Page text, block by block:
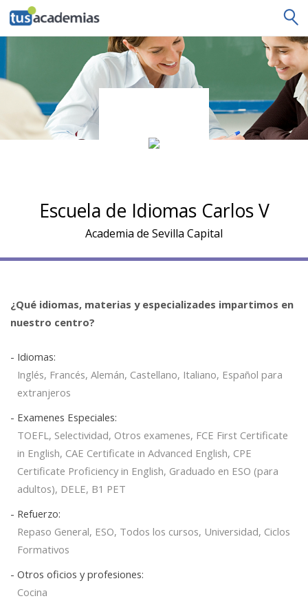
tusacademias
Escuela de Idiomas Carlos V
Academia de Sevilla Capital
¿Qué idiomas, materias y especializades impartimos en
nuestro centro?
- Idiomas:
Inglés, Francés, Alemán, Castellano, Italiano, Español para
extranjeros
- Examenes Especiales:
TOEFL, Selectividad, Otros examenes, FCE First Certificate
in English, CAE Certificate in Advanced English, CPE
Certificate Proficiency in English, Graduado en ESO (para
adultos), DELE, B1 PET
- Refuerzo:
Repaso General, ESO, Todos los cursos, Universidad, Ciclos
Formativos
- Otros oficios y profesiones:
Cocina